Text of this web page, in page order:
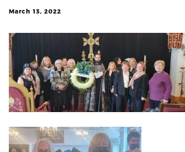
March 13, 2022